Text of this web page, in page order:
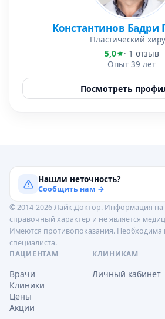
Константинов Бадри
Пластический
5,0
· 1 отзыв
Опыт 39 лет
Посмотреть
Нашли неточность?
Сообщить нам →
© 2014-2026 Лайк.Доктор. Информация на
справочный характер и не является
Имеются противопоказания. Необходима
специалиста.
ПАЦИЕНТАМ
Врачи
Клиники
Цены
Акции
КЛИНИКАМ
Личный кабинет